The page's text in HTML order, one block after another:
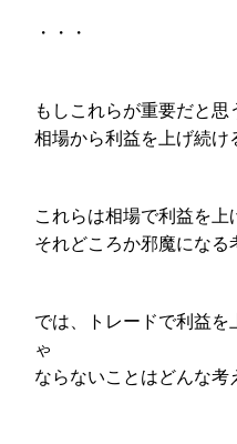
・・・
もしこれらが重要だと思
相場から利益を上げ続け
これらは相場で利益を上
それどころか邪魔になる
では、トレードで利益を
ゃ
ならないことはどんな考